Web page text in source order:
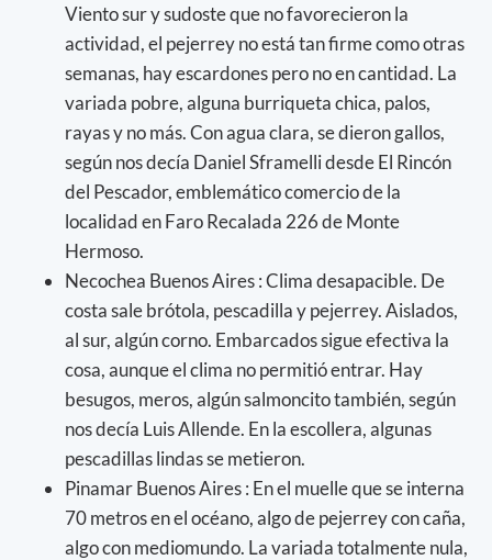
Viento sur y sudoste que no favorecieron la
actividad, el pejerrey no está tan firme como otras
semanas, hay escardones pero no en cantidad. La
variada pobre, alguna burriqueta chica, palos,
rayas y no más. Con agua clara, se dieron gallos,
según nos decía Daniel Sframelli desde El Rincón
del Pescador, emblemático comercio de la
localidad en Faro Recalada 226 de Monte
Hermoso.
Necochea Buenos Aires : Clima desapacible. De
costa sale brótola, pescadilla y pejerrey. Aislados,
al sur, algún corno. Embarcados sigue efectiva la
cosa, aunque el clima no permitió entrar. Hay
besugos, meros, algún salmoncito también, según
nos decía Luis Allende. En la escollera, algunas
pescadillas lindas se metieron.
Pinamar Buenos Aires : En el muelle que se interna
70 metros en el océano, algo de pejerrey con caña,
algo con mediomundo. La variada totalmente nula,